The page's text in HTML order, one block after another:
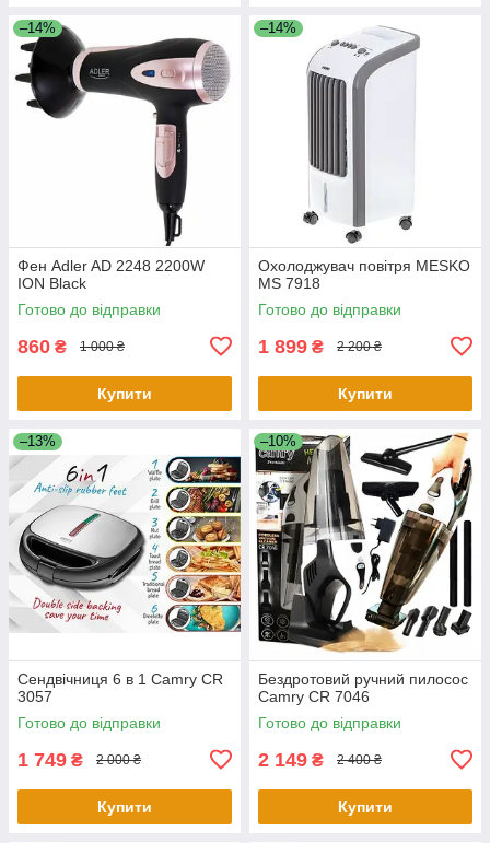
–14%
Фен Adler AD 2248 2200W
ION Black
Готово до відправки
860 ₴ 1 000 ₴
Купити
–14%
Охолоджувач повітря MESKO
MS 7918
Готово до відправки
1 899 ₴ 2 200 ₴
Купити
–13%
Сендвічниця 6 в 1 Camry CR
3057
Готово до відправки
1 749 ₴ 2 000 ₴
Купити
–10%
Бездротовий ручний пилосос
Camry CR 7046
Готово до відправки
2 149 ₴ 2 400 ₴
Купити